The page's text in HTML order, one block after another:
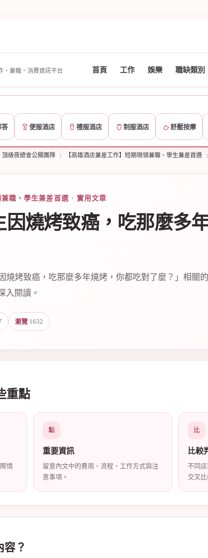
・兼職・消費資訊平台 首頁 工作 娛樂 職缺類別
答 便服酒店 禮服酒店 制服酒店 舒壓按摩
頂級夜總會公關團隊
›
【高雄酒店兼差工作】短期現領兼職、學生兼差首選
職、學生兼差首選 · 實用文章
因燒烤致癌，吃那麼多
燒烤致癌，吃那麼多年燒烤，你都吃對了麼？」相關
入閱讀。
瀏覽 1632
重點
情
點
重要資訊
留意內文中的費用、流程、工作方式與注
意事項。
比
比較
不同
交叉比
？